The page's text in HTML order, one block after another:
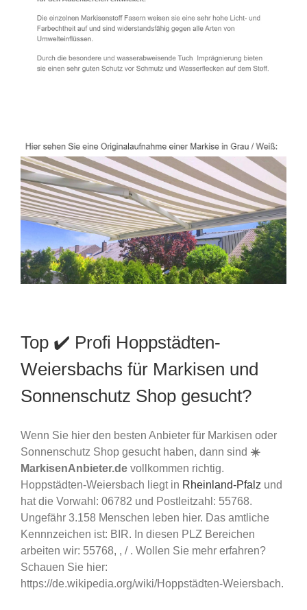
Top ✔️ Profi Hoppstädten-
Weiersbachs für Markisen und
Sonnenschutz Shop gesucht?
Wenn Sie hier den besten Anbieter für Markisen oder
Sonnenschutz Shop gesucht haben, dann sind ☀️
MarkisenAnbieter.de vollkommen richtig.
Hoppstädten-Weiersbach liegt in Rheinland-Pfalz und
hat die Vorwahl: 06782 und Postleitzahl: 55768.
Ungefähr 3.158 Menschen leben hier. Das amtliche
Kennnzeichen ist: BIR. In diesen PLZ Bereichen
arbeiten wir: 55768, , / . Wollen Sie mehr erfahren?
Schauen Sie hier:
https://de.wikipedia.org/wiki/Hoppstädten-Weiersbach.